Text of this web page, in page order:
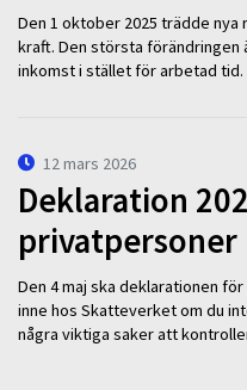
Den 1 oktober 2025 trädde
kraft. Den största förändringen
inkomst i stället för arbetad
12 mars 2026
Deklaration
privatpersoner
Den 4 maj ska deklarationen
inne hos Skatteverket om du
några viktiga saker att